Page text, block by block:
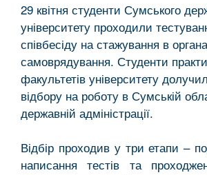
29 квітня студенти Сумського
університету проходили
співбесіду на стажування в
самоврядування. Студенти
факультетів університету
відбору на роботу в Сумській
державній адміністрації.
Відбір проходив у три етапи –
написання тестів та